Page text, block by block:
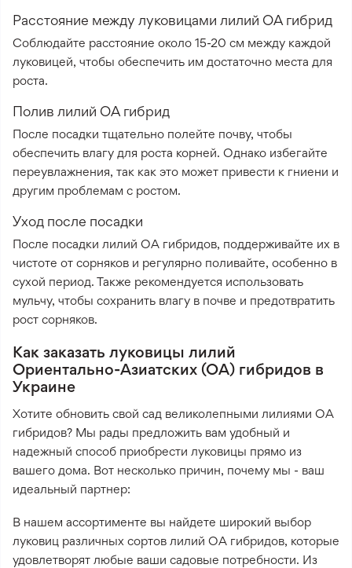
Расстояние между луковицами лилий ОА гибрид
Соблюдайте расстояние около 15-20 см между каждой
луковицей, чтобы обеспечить им достаточно места для
роста.
Полив лилий ОА гибрид
После посадки тщательно полейте почву, чтобы
обеспечить влагу для роста корней. Однако избегайте
переувлажнения, так как это может привести к гниени и
другим проблемам с ростом.
Уход после посадки
После посадки лилий ОА гибридов, поддерживайте их в
чистоте от сорняков и регулярно поливайте, особенно в
сухой период. Также рекомендуется использовать
мульчу, чтобы сохранить влагу в почве и предотвратить
рост сорняков.
Как заказать луковицы лилий
Ориентально-Азиатских (ОА) гибридов в
Украине
Хотите обновить свой сад великолепными лилиями ОА
гибридов? Мы рады предложить вам удобный и
надежный способ приобрести луковицы прямо из
вашего дома. Вот несколько причин, почему мы - ваш
идеальный партнер:
В нашем ассортименте вы найдете широкий выбор
луковиц различных сортов лилий ОА гибридов, которые
удовлетворят любые ваши садовые потребности. Из